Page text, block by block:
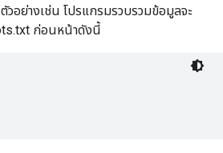
ตัวอย่างเช่น โปรแกรมรวบรวมข้อมูลจะ
ก่อนหน้าดังนี้